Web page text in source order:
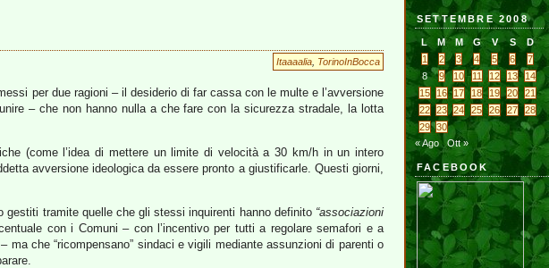
Itaaaalia TorinoInBocca
per due ragioni – il desiderio di far cassa con le multe e l’avversione
– che non hanno nulla a che fare con la sicurezza stradale, la lotta
(come l’idea di mettere un limite di velocità a 30 km/h in un intero
avversione ideologica da essere pronto a giustificarle. Questi giorni,
gestiti tramite quelle che gli stessi inquirenti hanno definito “associazioni
con i Comuni – con l’incentivo per tutti a regolare semafori e a
che “ricompensano” sindaci e vigili mediante assunzioni di parenti o
SETTEMBRE 2008
L M M G V S
D
1
2 3 4 5 6
7
8
9 10 11 12 13
14
15
16 17 18 19 20
21
22
23 24 25 26 27
28
29
30
« Ago
Ott »
FACEBOOK